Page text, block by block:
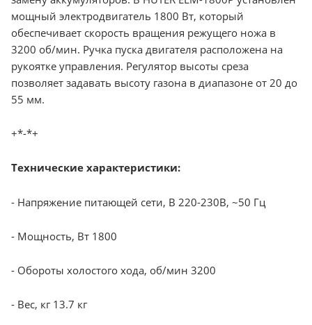
мощный электродвигатель 1800 Вт, который
обеспечивает скорость вращения режущего ножа в
3200 об/мин. Ручка пуска двигателя расположена на
рукоятке управления. Регулятор высоты среза
позволяет задавать высоту газона в диапазоне от 20 до
55 мм.
+*-*+
Технические характеристики:
- Напряжение питающей сети, В 220-230В, ~50 Гц
- Мощность, Вт 1800
- Обороты холостого хода, об/мин 3200
- Вес, кг 13.7 кг